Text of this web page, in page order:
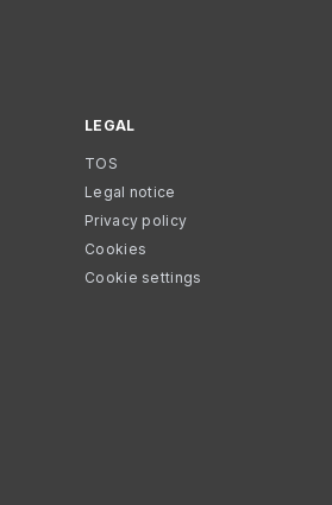
LEGAL
TOS
Legal notice
Privacy policy
Cookies
Cookie settings